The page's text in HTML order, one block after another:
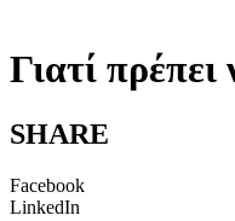
Γιατί πρέπει
SHARE
Facebook
LinkedIn